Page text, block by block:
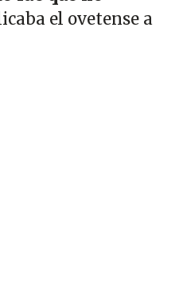
el ovetense a